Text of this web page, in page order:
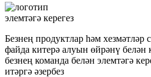
элемтәгә керегез
Безнең продуктлар һәм хезмәтләр
файда китерә алуын өйрәнү
безнең команда белән элемтәгә
итәргә әзербез